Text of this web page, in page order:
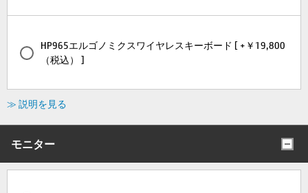
HP965エルゴノミクスワイヤレスキーボード [ +￥19,800
（税込） ]
≫ 説明を見る
モニター